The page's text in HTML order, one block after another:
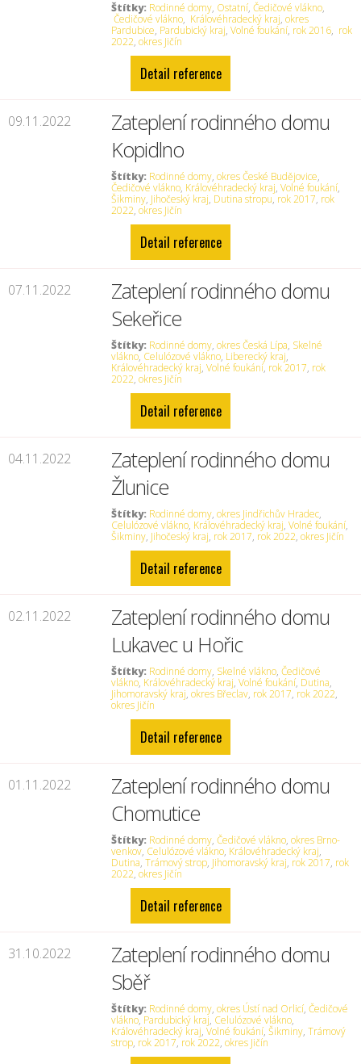
Štítky: Rodinné domy, Ostatní,Čedičové vlákno,
Čedičové vlákno, Královéhradecký kraj,okres
Pardubice, Pardubický kraj,Volné foukání, rok 2016, rok
2022,okres Jičín
Detail reference
09.11.2022
Zateplení rodinného domu
Kopidlno
Štítky: Rodinné domy,okres České Budějovice,
Čedičové vlákno, Královéhradecký kraj,Volné foukání,
Šikminy, Jihočeský kraj, Dutina stropu, rok 2017, rok
2022,okres Jičín
Detail reference
07.11.2022
Zateplení rodinného domu
Sekeřice
Štítky: Rodinné domy,okres Česká Lípa, Skelné
vlákno, Celulózové vlákno, Liberecký kraj,
Královéhradecký kraj,Volné foukání, rok 2017, rok
2022,okres Jičín
Detail reference
04.11.2022
Zateplení rodinného domu
Žlunice
Štítky: Rodinné domy,okres Jindřichův Hradec,
Celulózové vlákno, Královéhradecký kraj,Volné foukání,
Šikminy, Jihočeský kraj, rok 2017, rok 2022,okres Jičín
Detail reference
02.11.2022
Zateplení rodinného domu
Lukavec u Hořic
Štítky: Rodinné domy, Skelné vlákno,Čedičové
vlákno, Královéhradecký kraj,Volné foukání, Dutina,
Jihomoravský kraj,okres Břeclav, rok 2017, rok 2022,
okres Jičín
Detail reference
01.11.2022
Zateplení rodinného domu
Chomutice
Štítky: Rodinné domy,Čedičové vlákno,okres Brno-
venkov, Celulózové vlákno, Královéhradecký kraj,
Dutina,Trámový strop, Jihomoravský kraj, rok 2017, rok
2022,okres Jičín
Detail reference
31.10.2022
Zateplení rodinného domu
Sběř
Štítky: Rodinné domy,okres Ústí nad Orlicí,Čedičové
vlákno, Pardubický kraj, Celulózové vlákno,
Královéhradecký kraj,Volné foukání,Šikminy,Trámový
strop, rok 2017, rok 2022,okres Jičín